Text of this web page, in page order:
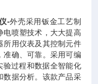
-外壳采用钣金工艺制
电喷塑技术，大大提高
所用仪表及其控制元件
准确、可靠。采用可编
验过程和数据全智能化
数据分析。该款产品采